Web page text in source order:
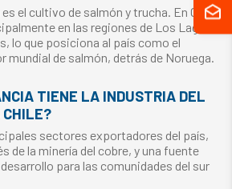
el cultivo de salmón y trucha. En Chile
en las regiones de Los Lagos,
lo que posiciona al país como el
mundial de salmón, detrás de Noruega.
TIENE LA INDUSTRIA DEL
CHILE?
sectores exportadores del país,
de la minería del cobre, y una fuente
para las comunidades del sur